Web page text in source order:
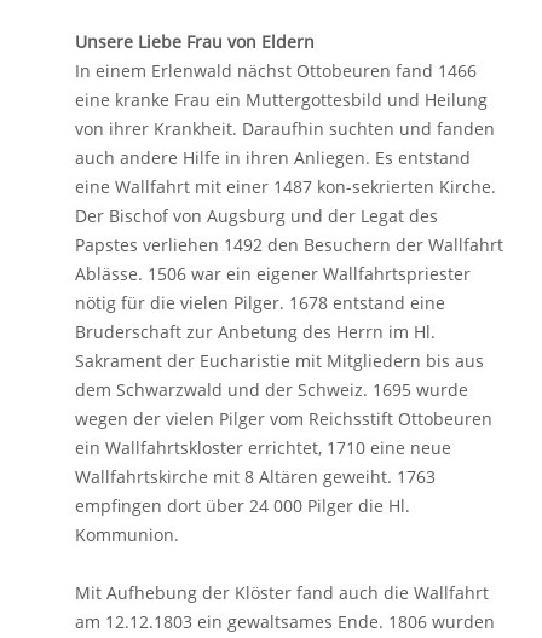
Unsere Liebe Frau von Eldern
In einem Erlenwald nächst Ottobeuren fand 1466
eine kranke Frau ein Muttergottesbild und Heilung
von ihrer Krankheit. Daraufhin suchten und fanden
auch andere Hilfe in ihren Anliegen. Es entstand
eine Wallfahrt mit einer 1487 kon-sekrierten Kirche.
Der Bischof von Augsburg und der Legat des
Papstes verliehen 1492 den Besuchern der Wallfahrt
Ablässe. 1506 war ein eigener Wallfahrtspriester
nötig für die vielen Pilger. 1678 entstand eine
Bruderschaft zur Anbetung des Herrn im Hl.
Sakrament der Eucharistie mit Mitgliedern bis aus
dem Schwarzwald und der Schweiz. 1695 wurde
wegen der vielen Pilger vom Reichsstift Ottobeuren
ein Wallfahrtskloster errichtet, 1710 eine neue
Wallfahrtskirche mit 8 Altären geweiht. 1763
empfingen dort über 24 000 Pilger die Hl.
Kommunion.
Mit Aufhebung der Klöster fand auch die Wallfahrt
am 12.12.1803 ein gewaltsames Ende. 1806 wurden